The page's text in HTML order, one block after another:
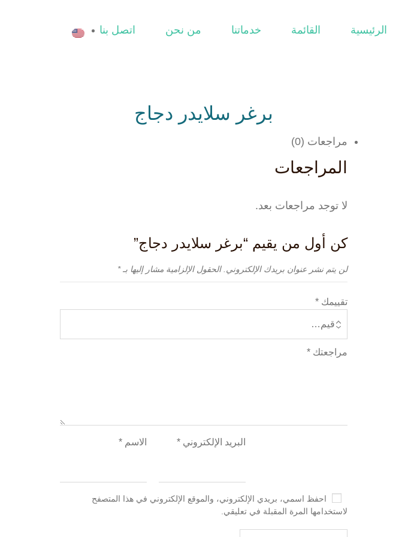
اتصل بنا من نحن خدماتنا القائمة الرئيسية
برغر سلايدر دجاج
مراجعات (0)
المراجعات
لا توجد مراجعات بعد.
كن أول من يقيم “برغر سلايدر دجاج”
لن يتم نشر عنوان بريدك الإلكتروني. الحقول الإلزامية مشار إليها بـ*
تقييمك *
مراجعتك *
الاسم * البريد الإلكتروني *
احفظ اسمي، بريدي الإلكتروني، والموقع الإلكتروني في هذا المتصفح
لاستخدامها المرة المقبلة في تعليقي.